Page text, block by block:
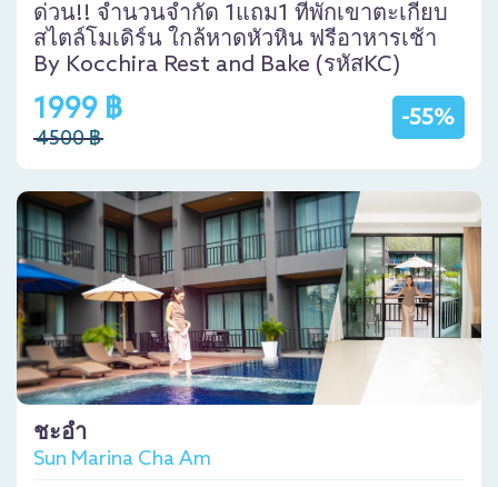
ด่วน!! จำนวนจำกัด 1แถม1 ที่พักเขาตะเกียบ
สไตล์โมเดิร์น ใกล้หาดหัวหิน ฟรีอาหารเช้า
By Kocchira Rest and Bake (รหัสKC)
-55%
1999 ฿
4500 ฿
ชะอำ
Sun Marina Cha Am